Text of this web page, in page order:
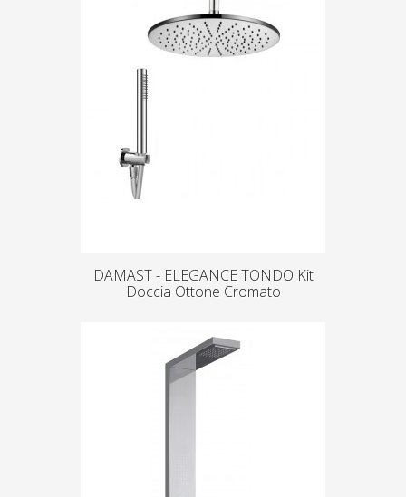
DAMAST - ELEGANCE TONDO Kit
Doccia Ottone Cromato